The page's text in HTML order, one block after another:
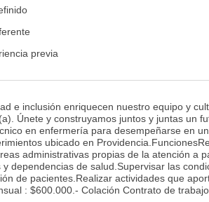
previa
e inclusión enriquecen nuestro equipo y
Únete y construyamos juntos y juntas un
en enfermería para desempeñarse en
ubicado en
administrativas propias de la atención a
dependencias de salud.Supervisar las
de pacientes.Realizar actividades que
: $600.000.- Colación Contrato de